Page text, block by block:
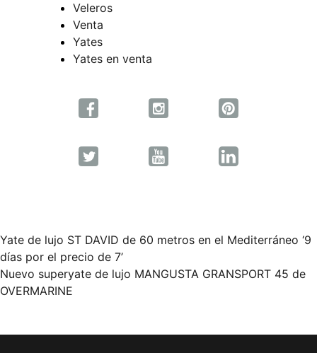
Veleros
Venta
Yates
Yates en venta
Navegación
de
Yate de lujo ST DAVID de 60 metros en el Mediterráneo ‘9
días por el precio de 7’
Nuevo superyate de lujo MANGUSTA GRANSPORT 45 de
OVERMARINE